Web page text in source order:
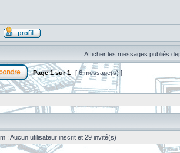
Afficher les messages publiés
Page1sur1 [ 6 message(s) ]
: Aucun utilisateur inscrit et 29 invité(s)